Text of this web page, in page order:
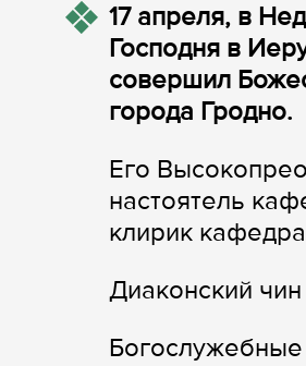
17 апреля, в
Господня в
совершил
города Гродно.
Его
настоятель
клирик
Диаконский